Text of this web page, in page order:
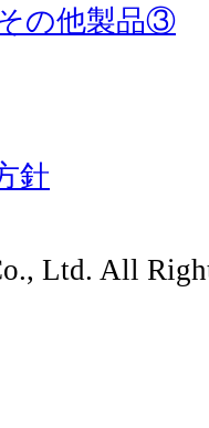
の他製品③
針
Ltd. All